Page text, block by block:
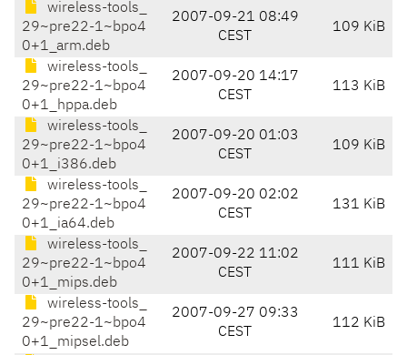
wireless-tools_
29~pre22-1~bpo4
0+1_arm.deb
2007-09-21 08:49
CEST
109 KiB
wireless-tools_
29~pre22-1~bpo4
0+1_hppa.deb
2007-09-20 14:17
CEST
113 KiB
wireless-tools_
29~pre22-1~bpo4
0+1_i386.deb
2007-09-20 01:03
CEST
109 KiB
wireless-tools_
29~pre22-1~bpo4
0+1_ia64.deb
2007-09-20 02:02
CEST
131 KiB
wireless-tools_
29~pre22-1~bpo4
0+1_mips.deb
2007-09-22 11:02
CEST
111 KiB
wireless-tools_
29~pre22-1~bpo4
0+1_mipsel.deb
2007-09-27 09:33
CEST
112 KiB